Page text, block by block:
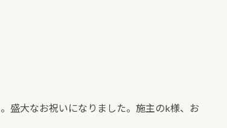
盛大なお祝いになりました。施主のk様、お